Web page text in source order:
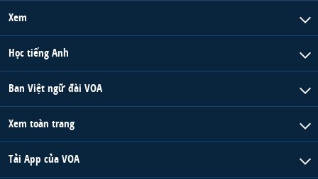
Xem
Học tiếng Anh
Ban Việt ngữ đài VOA
Xem toàn trang
Tải App của VOA